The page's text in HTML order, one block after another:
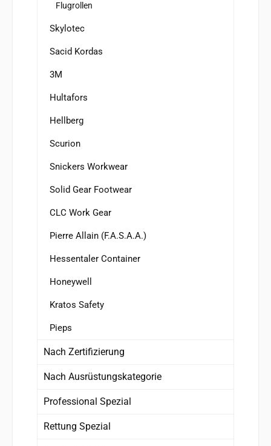
Flugrollen
Skylotec
Sacid Kordas
3M
Hultafors
Hellberg
Scurion
Snickers Workwear
Solid Gear Footwear
CLC Work Gear
Pierre Allain (F.A.S.A.A.)
Hessentaler Container
Honeywell
Kratos Safety
Pieps
Nach Zertifizierung
Nach Ausrüstungskategorie
Professional Spezial
Rettung Spezial